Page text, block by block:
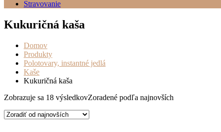
Stravovanie
Kukuričná kaša
Domov
Produkty
Polotovary, instantné jedlá
Kaše
Kukuričná kaša
Zobrazuje sa 18 výsledkovZoradené podľa najnovších